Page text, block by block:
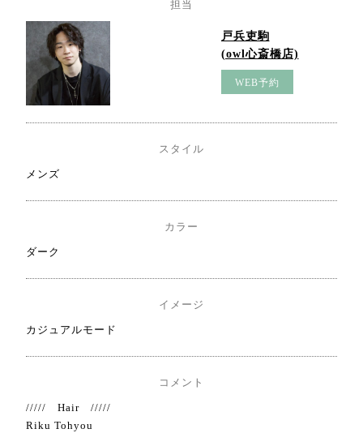
担当
戸兵吏駒
(owl心斎橋店)
WEB予約
スタイル
メンズ
カラー
ダーク
イメージ
カジュアルモード
コメント
///// Hair /////
Riku Tohyou